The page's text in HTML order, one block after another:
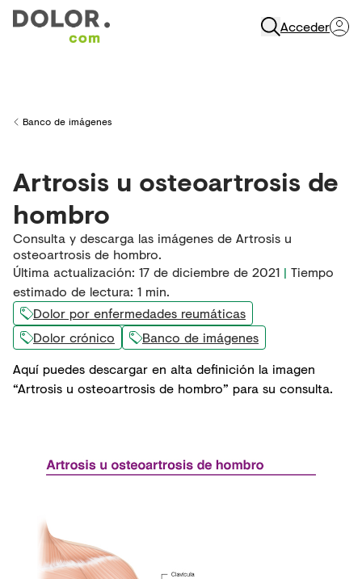
Acceder
Back to
Banco de imágenes
Artrosis u osteoartrosis de
hombro
Consulta y descarga las imágenes de Artrosis u
osteoartrosis de hombro.
Última actualización: 17 de diciembre de 2021 | Tiempo
estimado de lectura: 1 min.
Dolor por enfermedades reumáticas
Dolor crónico
Banco de imágenes
Aquí puedes descargar en alta definición la imagen
“Artrosis u osteoartrosis de hombro” para su consulta.